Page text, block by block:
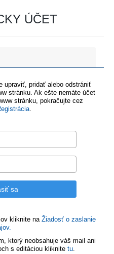
ÚČET
upraviť, pridať alebo odstrániť
stránku. Ak ešte nemáte účet
stránku, pokračujte cez
.
kliknite na Žiadosť o zaslanie
ktorý neobsahuje váš mail ani
s editáciou kliknite tu.